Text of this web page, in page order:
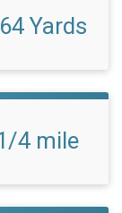
Yards
4 mile